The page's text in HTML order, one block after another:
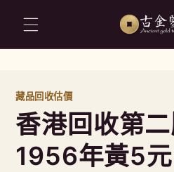
跳至內容
藏品回收估價
香港回收第
1956年黃5元